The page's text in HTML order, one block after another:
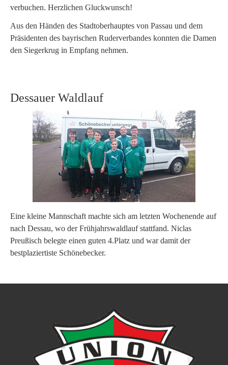
verbuchen. Herzlichen Gluckwunsch!
Aus den Händen des Stadtoberhauptes von Passau und dem
Präsidenten des bayrischen Ruderverbandes konnten die Damen
den Siegerkrug in Empfang nehmen.
Dessauer Waldlauf
Eine kleine Mannschaft machte sich am letzten Wochenende auf
nach Dessau, wo der Frühjahrswaldlauf stattfand. Niclas
Preußisch belegte einen guten 4.Platz und war damit der
bestplaziertiste Schönebecker.